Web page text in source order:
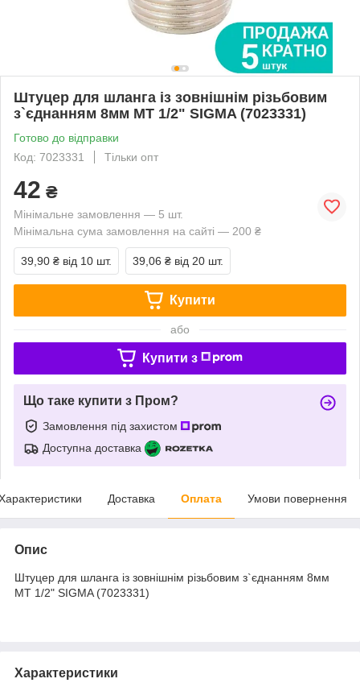
Штуцер для шланга із зовнішнім різьбовим
з`єднанням 8мм MT 1/2" SIGMA (7023331)
Готово до відправки
Код: 7023331
Тільки опт
42 ₴
Мінімальне замовлення — 5 шт.
Мінімальна сума замовлення на сайті — 200 ₴
39,90 ₴ від 10 шт. 39,06 ₴ від 20 шт.
Купити
або
Купити з
Що таке купити з Пром?
Замовлення під захистом
Доступна доставка
Доставка Оплата Умови повернення
Опис
Штуцер для шланга із зовнішнім різьбовим з`єднанням 8мм
MT 1/2" SIGMA (7023331)
Характеристики